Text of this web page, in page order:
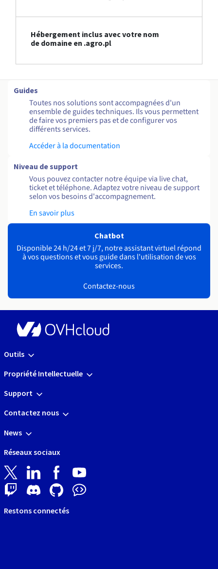
Hébergement inclus avec votre nom
de domaine en .agro.pl
Guides
Toutes nos solutions sont accompagnées d'un
ensemble de guides techniques. Ils vous permettent
de faire vos premiers pas et de configurer vos
différents services.
Accéder à la documentation
Niveau de support
Vous pouvez contacter notre équipe via live chat,
ticket et téléphone. Adaptez votre niveau de support
selon vos besoins d'accompagnement.
En savoir plus
Chatbot
Disponible 24 h/24 et 7 j/7, notre assistant virtuel répond
à vos questions et vous guide dans l'utilisation de vos
services.
Contactez-nous
Outils
Propriété Intellectuelle
Support
Contactez nous
News
Réseaux sociaux
Restons connectés